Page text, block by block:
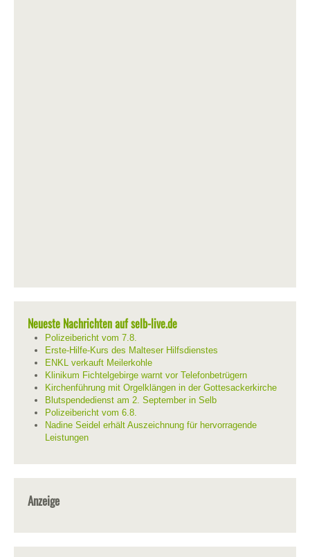
Neueste Nachrichten auf selb-live.de
Polizeibericht vom 7.8.
Erste-Hilfe-Kurs des Malteser Hilfsdienstes
ENKL verkauft Meilerkohle
Klinikum Fichtelgebirge warnt vor Telefonbetrügern
Kirchenführung mit Orgelklängen in der Gottesackerkirche
Blutspendedienst am 2. September in Selb
Polizeibericht vom 6.8.
Nadine Seidel erhält Auszeichnung für hervorragende
Leistungen
Anzeige